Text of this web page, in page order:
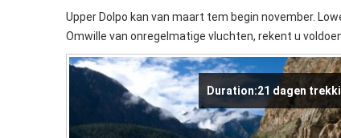
Upper Dolpo kan van maart tem begin november.
Omwille van onregelmatige vluchten, rekent u
Duration:21 dagen